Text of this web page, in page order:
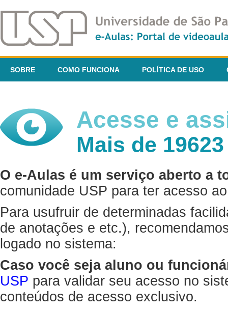
SOBRE COMO FUNCIONA POLÍTICA DE USO
Acesse e
Mais de
O e-Aulas é um serviço aberto a
comunidade USP para ter acesso
Para usufruir de determinadas
de anotações e etc.),
logado no sistema:
Caso você seja aluno ou
USP para validar seu acesso no
conteúdos de acesso exclusivo.